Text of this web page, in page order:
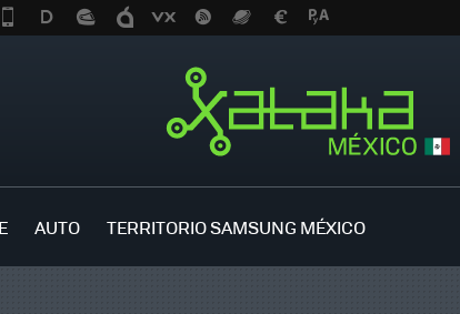
AUTO TERRITORIO SAMSUNG MÉXICO